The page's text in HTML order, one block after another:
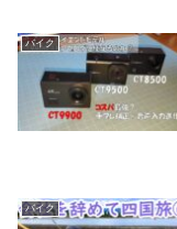
バイク
バイク